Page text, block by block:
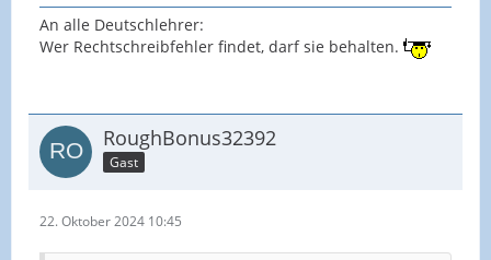
An alle Deutschlehrer:
Wer Rechtschreibfehler findet, darf sie behalten.
RoughBonus32392
Gast
22. Oktober 2024 10:45